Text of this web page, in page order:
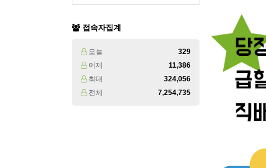
접속자집계
오늘
329
어제
11,386
최대
324,056
전체
7,254,735